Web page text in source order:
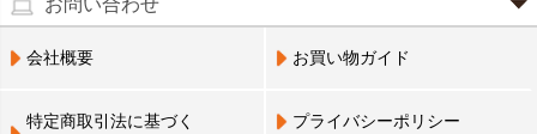
痔の薬
口中薬
尿トラブル
3,240円(税込)以上で手数料無料です。※ご注文者
のご住所とお届け先のご住所が 異なる場合はご利
営業員支払い
※現在、救急箱・乳製品宅配をご利用のお客様は、担当営業
員によるお届けとさせていただきます。
送料無料
営業員お届け 送料無料
担となります。また返金の際にかかる振込手数料はお客様の
ご負担となります。
・商品の返品による返金につきましては、商品代金のみの返
となっております。（※土日祝祭日を除く）
・お電話でのご連絡は営業時間内にお願い致します。
電話でのお問い合わせ(平日9:00～17:00)
0798-33-9985
会社概要 お買い物ガイド
特定商取引法に基づく プライバシーポリシー